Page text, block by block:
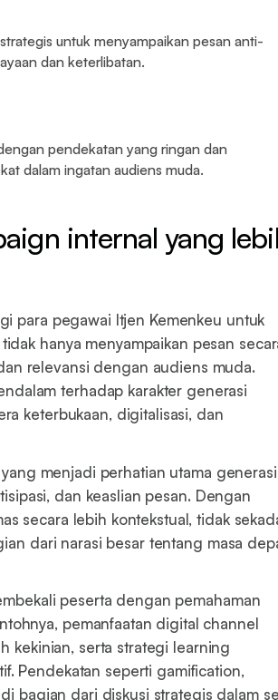
untuk menyampaikan pesan anti-
dan keterlibatan.
pendekatan yang ringan dan
dalam ingatan audiens muda.
internal yang
para pegawai Itjen Kemenkeu untuk
hanya menyampaikan pesan
relevansi dengan audiens muda.
terhadap karakter generasi
keterbukaan, digitalisasi, dan
menjadi perhatian utama generasi
dan keaslian pesan. Dengan
secara lebih kontekstual, tidak
dari narasi besar tentang masa
peserta dengan pemahaman
pemanfaatan digital channel
kekinian, serta strategi learning
Pendekatan seperti gamification,
bagian dari diskusi strategis dalam